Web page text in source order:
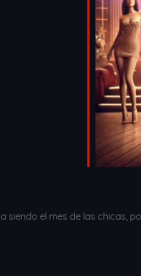
siendo el mes de las chicas,